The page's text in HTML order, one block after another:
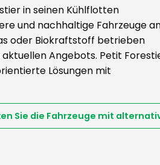
in seinen Kühlflotten
und nachhaltige Fahrzeuge
oder Biokraftstoff betrieben
Angebots. Petit
Lösungen mit
Sie die Fahrzeuge mit